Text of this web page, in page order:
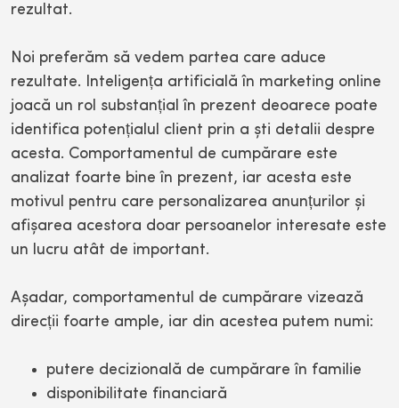
rezultat.
Noi preferăm să vedem partea care aduce
rezultate. Inteligența artificială în marketing online
joacă un rol substanțial în prezent deoarece poate
identifica potențialul client prin a ști detalii despre
acesta. Comportamentul de cumpărare este
analizat foarte bine în prezent, iar acesta este
motivul pentru care personalizarea anunțurilor și
afișarea acestora doar persoanelor interesate este
un lucru atât de important.
Așadar, comportamentul de cumpărare vizează
direcții foarte ample, iar din acestea putem numi:
putere decizională de cumpărare în familie
disponibilitate financiară